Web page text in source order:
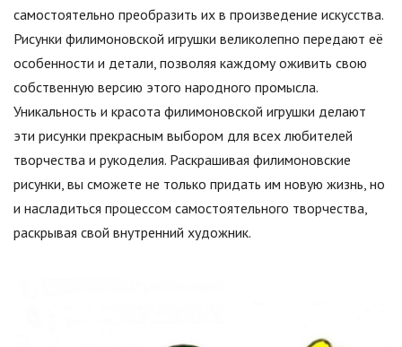
самостоятельно преобразить их в произведение искусства.
Рисунки филимоновской игрушки великолепно передают её
особенности и детали, позволяя каждому оживить свою
собственную версию этого народного промысла.
Уникальность и красота филимоновской игрушки делают
эти рисунки прекрасным выбором для всех любителей
творчества и рукоделия. Раскрашивая филимоновские
рисунки, вы сможете не только придать им новую жизнь, но
и насладиться процессом самостоятельного творчества,
раскрывая свой внутренний художник.